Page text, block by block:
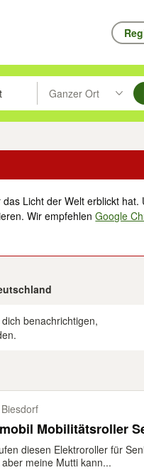
nach oben/unten
Eingabetaste drücken
Ganzer Ort
Suche im Umkreis
Licht der Welt erblickt hat.
Wir empfehlenGoogle
benachrichtigen,
Mobilitätsroller
diesen Elektroroller für
meine Mutti kann...